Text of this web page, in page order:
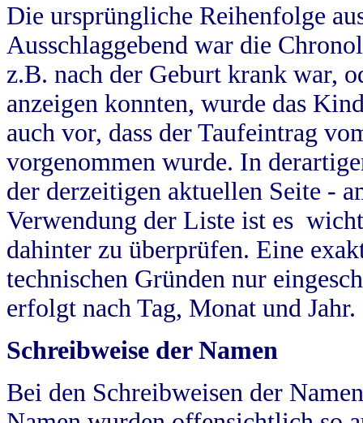
Die ursprüngliche Reihenfolge
Ausschlaggebend war die
z.B. nach der Geburt krank war,
anzeigen konnten, wurde das
auch vor, dass der Taufeintrag
vorgenommen wurde. In
der derzeitigen aktuellen Seite -
Verwendung der Liste ist es
dahinter zu überprüfen. Eine
technischen Gründen nur
erfolgt nach Tag, Monat und Jahr.
Schreibweise der Namen
Bei den Schreibweisen der